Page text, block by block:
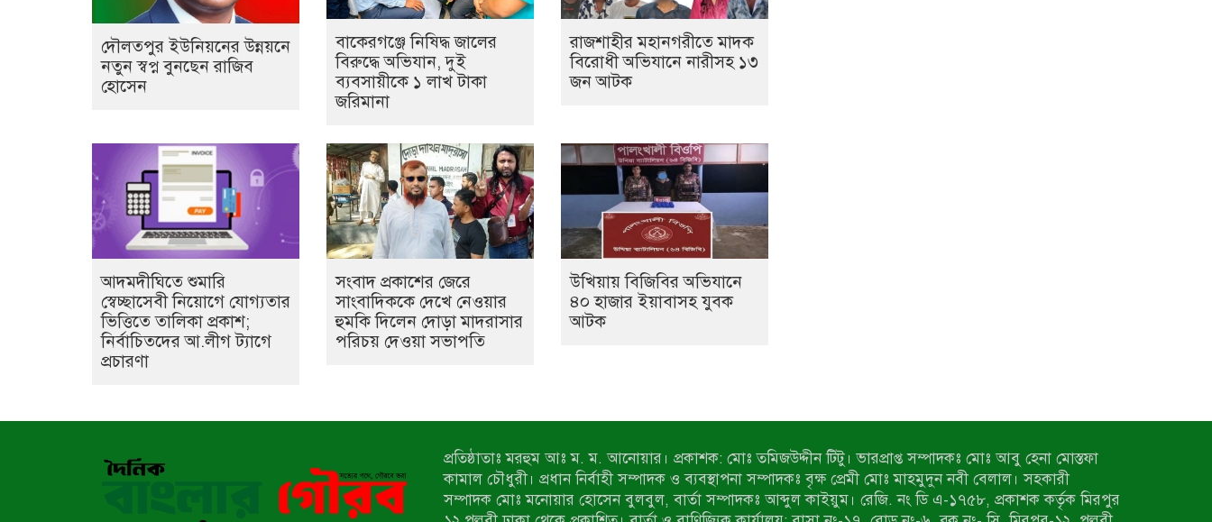
দৌলতপুর ইউনিয়নের উন্নয়নে
নতুন স্বপ্ন বুনছেন রাজিব
হোসেন
বাকেরগঞ্জে নিষিদ্ধ জালের
বিরুদ্ধে অভিযান, দুই
ব্যবসায়ীকে ১ লাখ টাকা
জরিমানা
রাজশাহীর মহানগরীতে মাদক
বিরোধী অভিযানে নারীসহ ১৩
জন আটক
আদমদীঘিতে শুমারি
স্বেচ্ছাসেবী নিয়োগে যোগ্যতার
ভিত্তিতে তালিকা প্রকাশ;
নির্বাচিতদের আ.লীগ ট্যাগে
প্রচারণা
সংবাদ প্রকাশের জেরে
সাংবাদিককে দেখে নেওয়ার
হুমকি দিলেন দোড়া মাদরাসার
পরিচয় দেওয়া সভাপতি
উখিয়ায় বিজিবির অভিযানে
৪০ হাজার ইয়াবাসহ যুবক
আটক
প্রতিষ্ঠাতাঃ মরহুম আঃ ম. ম. আনোয়ার। প্রকাশক: মোঃ তমিজউদ্দীন টিটু। ভারপ্রাপ্ত সম্পাদকঃ মোঃ আবু হেনা মোস্তফা
কামাল চৌধুরী। প্রধান নির্বাহী সম্পাদক ও ব্যবস্থাপনা সম্পাদকঃ বৃক্ষ প্রেমী মোঃ মাহমুদুন নবী বেলাল। সহকারী
সম্পাদক মোঃ মনোয়ার হোসেন বুলবুল, বার্তা সম্পাদকঃ আব্দুল কাইয়ুম। রেজি. নং ডি এ-১৭৫৮, প্রকাশক কর্তৃক মিরপুর